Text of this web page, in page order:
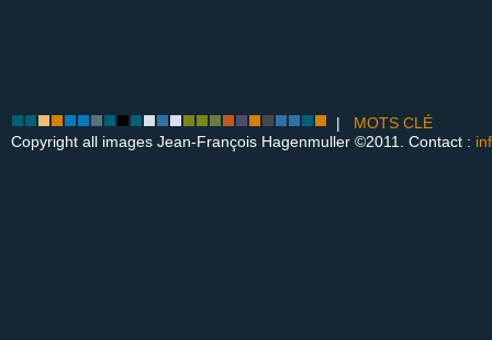
| MOTS CLÉ
Copyright all images Jean-François Hagenmuller ©2011. Contact :